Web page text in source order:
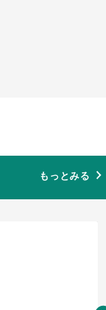
もっとみる